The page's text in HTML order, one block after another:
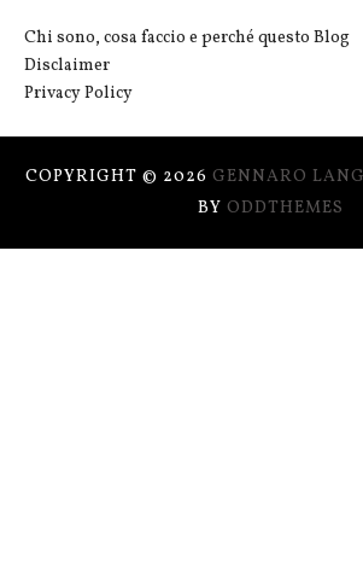
Chi sono, cosa faccio e perché questo Blog
Disclaimer
Privacy Policy
COPYRIGHT © 2026 GENNARO
BY ODDTHEMES